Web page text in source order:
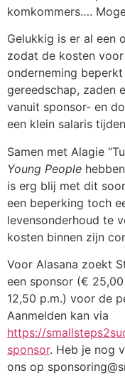
komkommers….
Gelukkig is er al een
zodat de kosten
onderneming
gereedschap, zaden
vanuit sponsor- en
een klein salaris
Samen met Alagie
Young People
is erg blij met dit
een beperking toch
levensonderhoud te
kosten binnen zijn
Voor Alasana zoekt
een sponsor (€
12,50 p.m.) voor de
Aanmelden kan via
https://
sponsor. Heb je nog
ons op